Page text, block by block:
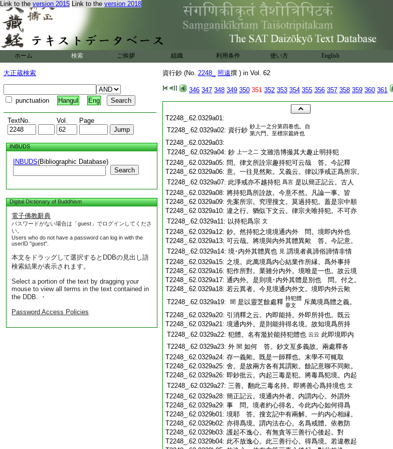
Link to the version 2015 Link to the version 2018
ホーム 検索 ご挨拶 組織 利用条件 使い方 English
大正蔵検索
punctuation Hangul Eng
TextNo. Vol. Page
INBUDS
INBUDS(Bibliographic Database)
Search
Digital Dictionary of Buddhism
電子佛教辭典
パスワードがない場合は「guest」でログインしてくださ
い。
Users who do not have a password can log in with the
userID "guest".
本文をドラッグして選択するとDDBの見出し語
検索結果が表示されます。
Select a portion of the text by dragging your
mouse to view all terms in the text contained in
the DDB. ・
Password Access Policies
資行鈔 (No. 2248_ 照遠撰 ) in Vol. 62
346 347 348 349 350 351 352 353 354 355 356 357 358 359 360 361
T2248_.62.0329a01:
T2248_.62.0329a02: 資行鈔 鈔上一之分第四卷也。自
第六門。至標宗篇終也
T2248_.62.0329a03:
T2248_.62.0329a04: 鈔 上一之二 文雖浩博撮其大趣止明持犯
T2248_.62.0329a05: 問。律文所詮宗趣持犯可云哉 答。今記釋
T2248_.62.0329a06: 意。一往見然歟。又義云。律以淨戒正爲所宗。
T2248_.62.0329a07: 此淨戒亦不越持犯 爲言 是以簡正記云。古人
T2248_.62.0329a08: 將持犯爲所詮故。今意不然。凡論一事。皆
T2248_.62.0329a09: 先案所宗。究理搜文。莫過持犯。蓋是宗中順
T2248_.62.0329a10: 違之行。猶似下文云。律宗夫唯持犯。不可亦
T2248_.62.0329a11: 以持犯爲宗 文
T2248_.62.0329a12: 鈔。然持犯之境境通内外 問。境即内外也
T2248_.62.0329a13: 可云哉。將境與内外其體異歟 答。今記意。
T2248_.62.0329a14: 境･内外其體異也 見 謂境者眞諦俗諦情非情
T2248_.62.0329a15: 之境。此萬境爲内心結業作所縁。爲外事持
T2248_.62.0329a16: 犯作所對。業雖分内外。境唯是一也。故云境
T2248_.62.0329a17: 通内外。是則境･内外其體是別也 問。付之。
T2248_.62.0329a18: 若云異者。今見境通内外文。境即内外云歟
T2248_.62.0329a19:
聞 是以靈芝餘處釋 持犯體
章文
斥萬境爲體之義。
T2248_.62.0329a20: 引消釋之云。内即能持。外即所持也。既云
T2248_.62.0329a21: 境通内外。是則能持得名境。故知境爲所持
T2248_.62.0329a22: 犯體。名有濫於能持犯體也 云云 此即境即内
T2248_.62.0329a23: 外 聞 如何 答。鈔文亙多義故。兩處釋各
T2248_.62.0329a24: 存一義歟。既是一師釋也。末學不可輒取
T2248_.62.0329a25: 舍。是故兩方各有其謂歟。餘記意聊不同歟。
T2248_.62.0329a26: 即鈔批云。内起三毒是犯。將毒爲犯境。内起
T2248_.62.0329a27: 三善。翻此三毒名持。即將善心爲持境也 文
T2248_.62.0329a28: 簡正記云。境通内外者。内謂内心。外謂外
T2248_.62.0329a29: 事 問。境者約心得名。今此内心如何得爲
T2248_.62.0329b01: 境耶 答。搜玄記中有兩解。一約内心相縁。
T2248_.62.0329b02: 亦得爲境。謂内法在心。名爲戒體。依教防
T2248_.62.0329b03: 護起不逸心。有無貪等三善行心後起。對
T2248_.62.0329b04: 此不放逸心。此三善行心。得爲境。若違教起